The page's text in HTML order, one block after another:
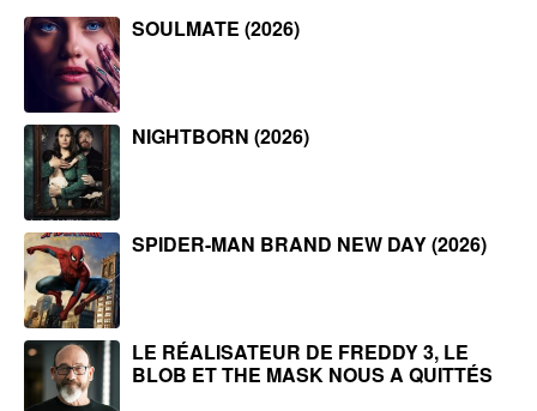
SOULMATE (2026)
NIGHTBORN (2026)
SPIDER-MAN BRAND NEW DAY (2026)
LE RÉALISATEUR DE FREDDY 3, LE
BLOB ET THE MASK NOUS A QUITTÉS